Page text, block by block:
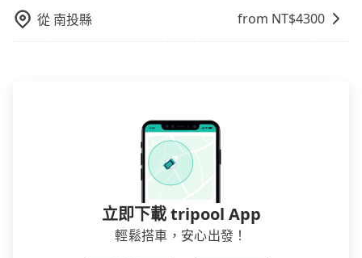
是禁止大客車通行的，建議在預定時最好先與車行或平
從 南投縣 from NT$4300
立即下載 tripool App
輕鬆搭車，安心出發！